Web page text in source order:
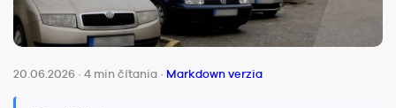
20.06.2026 · 4 min čítania · Markdown verzia